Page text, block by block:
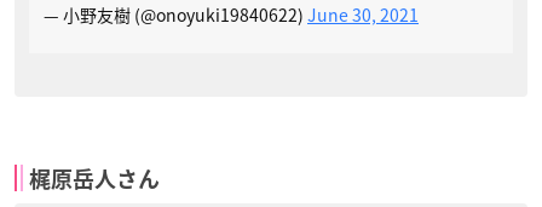
— 小野友樹 (@onoyuki19840622) June 30, 2021
梶原岳人さん